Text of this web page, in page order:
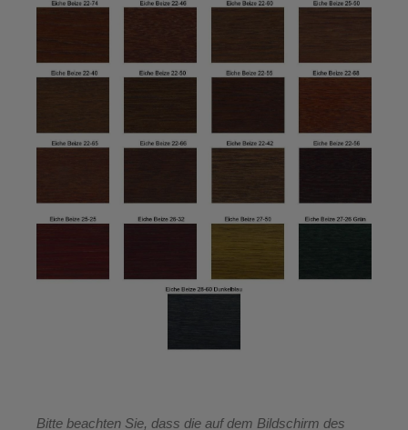
Bitte beachten Sie, dass die auf dem Bildschirm des